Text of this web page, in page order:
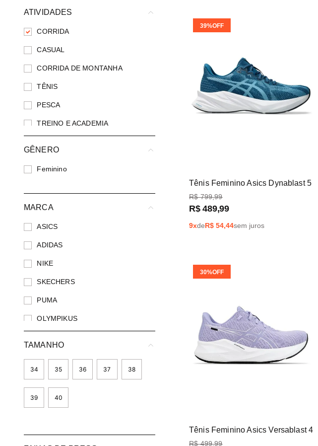
ATIVIDADES
CORRIDA
CASUAL
CORRIDA DE MONTANHA
TÊNIS
PESCA
TREINO E ACADEMIA
GÊNERO
Feminino
MARCA
ASICS
ADIDAS
NIKE
SKECHERS
PUMA
OLYMPIKUS
TAMANHO
34 35 36 37 38
39 40
Tênis Feminino Asics Dynablast 5
39%OFF
R$ 799,99
R$ 489,99
9xdeR$ 54,44sem juros
Tênis Feminino Asics Versablast 4
30%OFF
R$ 499,99